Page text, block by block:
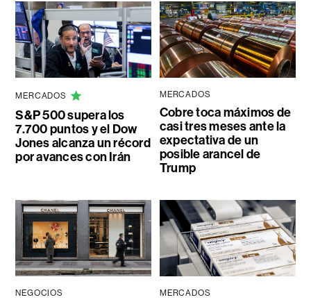
MERCADOS
S&P 500 supera los
7.700 puntos y el Dow
Jones alcanza un récord
por avances con Irán
MERCADOS
Cobre toca máximos de
casi tres meses ante la
expectativa de un
posible arancel de
Trump
NEGOCIOS MERCADOS